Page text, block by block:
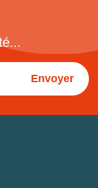
Envoyer